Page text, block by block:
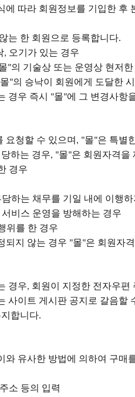
에 따라 회원정보를 기입한 후
는 한 회원으로 등록합니다.
, 오기가 있는 경우
"의 기술상 또는 운영상 현저
몰"의 승낙이 회원에게 도달한
경우 즉시 "몰"에 그 변경사항
요청할 수 있으며 , "몰"은 특별
하는 경우, "몰"은 회원자격을
경우
하는 채무를 기일 내에 이행
비스 운영을 방해하는 경우
위를 한 경우
되지 않는 경우 "몰"은 회원자
경우, 회원이 지정한 전자우편
사이트 게시판 공지로 갈음할
합니다.
와 유사한 방법에 의하여 구매
소 등의 입력